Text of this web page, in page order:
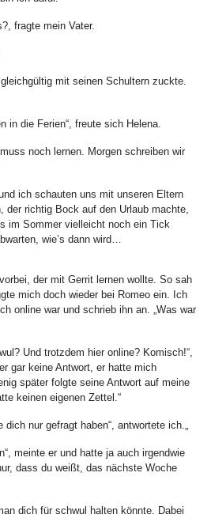
fragte mein Vater.
mit seinen Schultern zuckte.
in die Ferien“, freute sich Helena.
muss noch lernen. Morgen schreiben wir
ich schauten uns mit unseren Eltern
der richtig Bock auf den Urlaub machte,
im Sommer vielleicht noch ein Tick
wie’s dann wird…
der mit Gerrit lernen wollte. So sah
mich doch wieder bei Romeo ein. Ich
online war und schrieb ihn an. „Was war
Und trotzdem hier online? Komisch!“,
gar keine Antwort, er hatte mich
später folgte seine Antwort auf meine
keinen eigenen Zettel.“
nur gefragt haben“, antwortete ich.„
meinte er und hatte ja auch irgendwie
dass du weißt, das nächste Woche
dich für schwul halten könnte. Dabei